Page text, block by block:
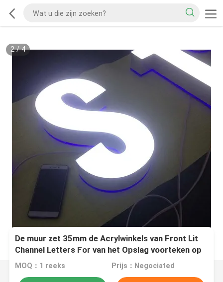
2/4
De muur zet 35mm de Acrylwinkels van Front Lit
Channel Letters For van het Opslag voorteken op
MOQ：1 reeks Prijs：Negociated